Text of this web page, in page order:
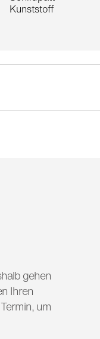
Kunststoff
gehen
Ihren
um